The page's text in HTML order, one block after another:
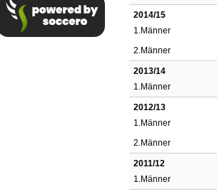
2014/15
1.Männer
2.Männer
2013/14
1.Männer
2012/13
1.Männer
2.Männer
2011/12
1.Männer